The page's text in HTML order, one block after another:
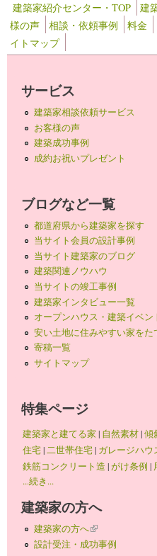
建築家紹介センター・TOP 建
様の声
相談・依頼事例 料金
イトマップ
サービス
建築家相談依頼サービス
お客様の声
建築成功事例
成約お祝いプレゼント
ブログなど一覧
都道府県から建築家を探す
当サイト会員の設計事例
当サイト建築家のブログ
建築関連ノウハウ
当サイトの竣工事例
建築家インタビュー一覧
オープンハウス・建築イベン
安い土地に住みやすい家をた
寄稿一覧
サイトマップ
特集ページ
建築家と建てる家 | 自然素材|傾
住宅|二世帯住宅| ガレージハウ
鉄筋コンクリート造 |がけ条例 |
...続き...
建築家の方へ
建築家の方へ(link is external)
設計受注・成功事例